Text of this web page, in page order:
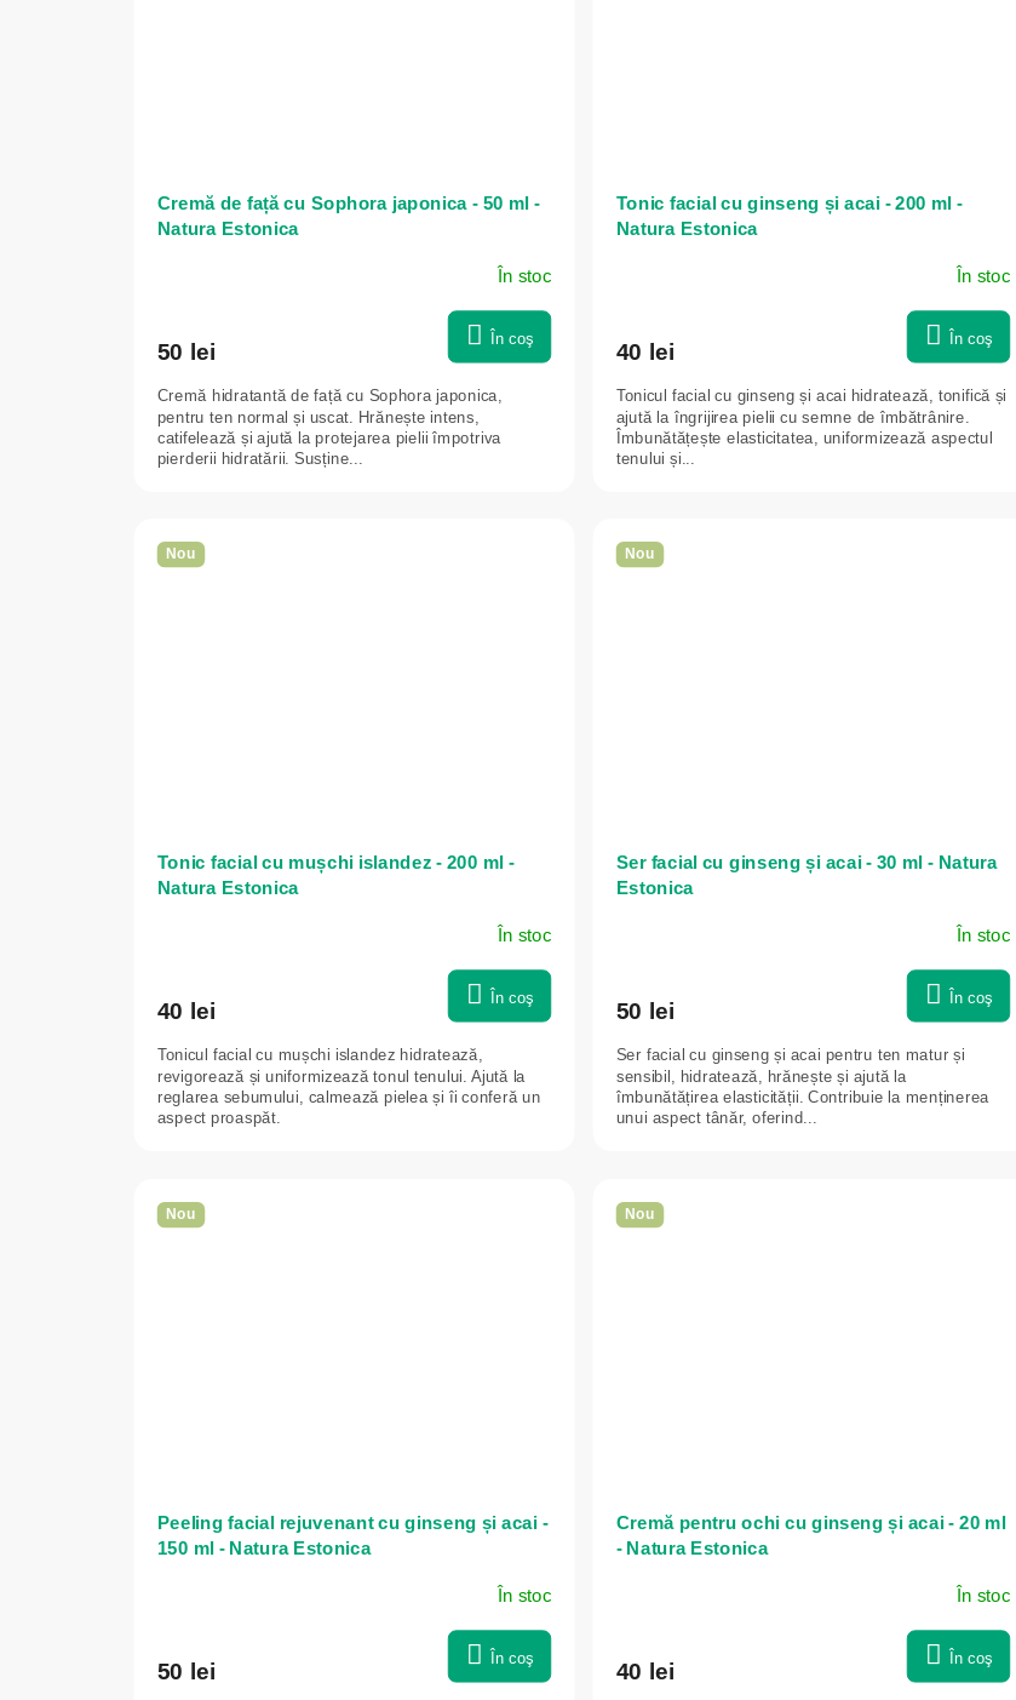
Cremă de față cu Sophora japonica - 50 ml -
Natura Estonica
În stoc
50 lei În coş
Cremă hidratantă de față cu Sophora japonica,
pentru ten normal și uscat. Hrănește intens,
catifelează și ajută la protejarea pielii împotriva
pierderii hidratării. Susține...
Tonic facial cu ginseng și acai - 200 ml -
Natura Estonica
În stoc
40 lei În coş
Tonicul facial cu ginseng și acai hidratează, tonifică și
ajută la îngrijirea pielii cu semne de îmbătrânire.
Îmbunătățește elasticitatea, uniformizează aspectul
tenului și...
Nou
Tonic facial cu mușchi islandez - 200 ml -
Natura Estonica
În stoc
40 lei
În coş
Tonicul facial cu mușchi islandez hidratează,
revigorează și uniformizează tonul tenului. Ajută la
reglarea sebumului, calmează pielea și îi conferă un
aspect proaspăt.
Nou
Ser facial cu ginseng și acai - 30 ml - Natura
Estonica
În stoc
50 lei
În coş
Ser facial cu ginseng și acai pentru ten matur și
sensibil, hidratează, hrănește și ajută la
îmbunătățirea elasticității. Contribuie la menținerea
unui aspect tânăr, oferind...
Nou
Peeling facial rejuvenant cu ginseng și acai -
150 ml - Natura Estonica
În stoc
50 lei
În coş
Nou
Cremă pentru ochi cu ginseng și acai - 20 ml
- Natura Estonica
În stoc
40 lei
În coş